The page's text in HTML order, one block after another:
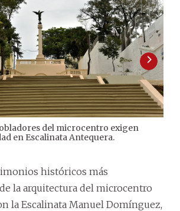
del microcentro exigen
en Escalinata Antequera.
históricos más
la arquitectura del microcentro
la Escalinata Manuel Domínguez,